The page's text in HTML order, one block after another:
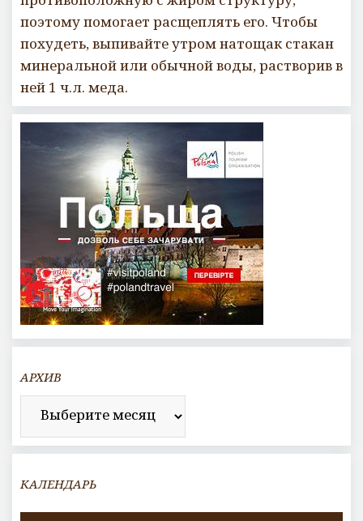
поэтому помогает расщеплять его. Чтобы
похудеть, выпивайте утром натощак стакан
минеральной или обычной воды, растворив в
ней 1 ч.л. меда.
АРХИВ
Архив
КАЛЕНДАРЬ